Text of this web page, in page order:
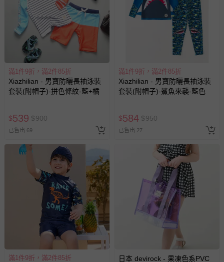
滿1件9折，滿2件85折
Xiazhilian - 男寶防曬長袖泳裝
套裝(附帽子)-拼色條紋-藍+橘
$539 $900
已售出 69
滿1件9折，滿2件85折
Xiazhilian - 男寶防曬長袖泳裝
套裝(附帽子)-鯊魚來襲-藍色
$584 $950
已售出 27
滿1件9折，滿2件85折 日本 devirock - 果凍色系PVC